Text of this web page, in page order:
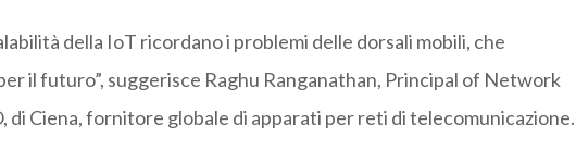
della IoT ricordano i problemi delle dorsali mobili, che
il futuro”, suggerisce Raghu Ranganathan, Principal of Network
Ciena, fornitore globale di apparati per reti di telecomunicazione.